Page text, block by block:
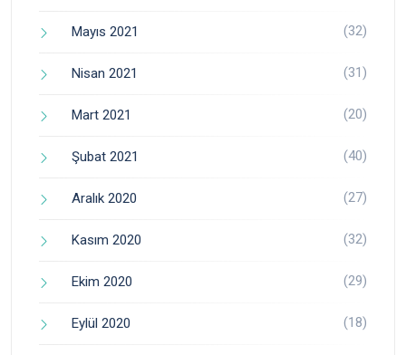
Mayıs 2021 (32)
Nisan 2021 (31)
Mart 2021 (20)
Şubat 2021 (40)
Aralık 2020 (27)
Kasım 2020 (32)
Ekim 2020 (29)
Eylül 2020 (18)